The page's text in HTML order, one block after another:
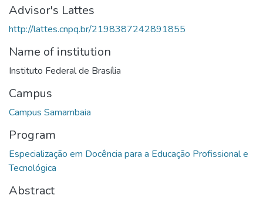
Advisor's Lattes
http://lattes.cnpq.br/2198387242891855
Name of institution
Instituto Federal de Brasília
Campus
Campus Samambaia
Program
Especialização em Docência para a Educação Profissional e
Tecnológica
Abstract